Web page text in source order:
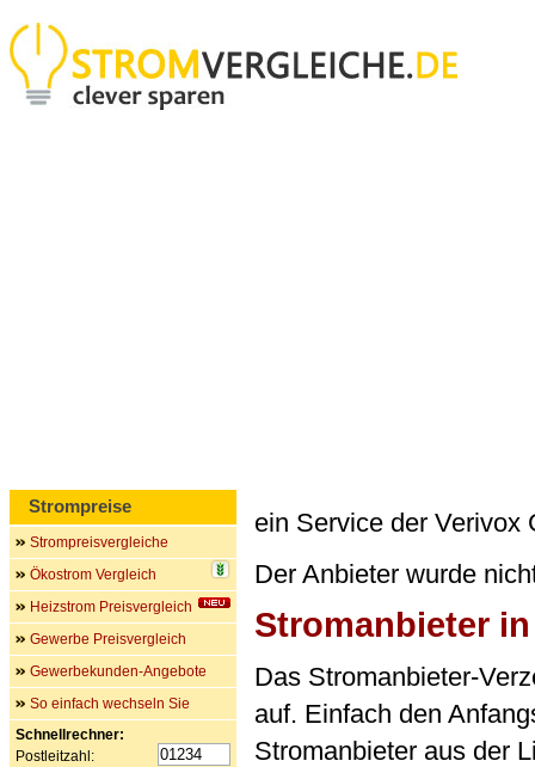
ein Service der Verivox
Der Anbieter wurde
Stromanbieter
Das Stromanbieter-
auf. Einfach den
Stromanbieter aus der
Strompreise
Strompreisvergleiche
Ökostrom Vergleich
Heizstrom Preisvergleich
Gewerbe Preisvergleich
Gewerbekunden-Angebote
So einfach wechseln Sie
Schnellrechner:
Postleitzahl: